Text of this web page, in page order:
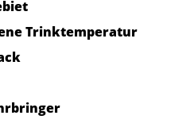
Trinktemperatur